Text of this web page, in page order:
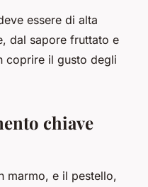
essere di alta
dal sapore fruttato e
coprire il gusto degli
chiave
marmo, e il pestello,